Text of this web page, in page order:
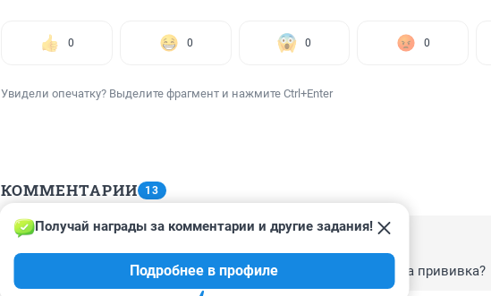
0 0 0 0
Увидели опечатку? Выделите фрагмент и нажмите Ctrl+Enter
КОММЕНТАРИИ 13
Гость
Пандемия свое дело сделала. А у преступников была сделана прививка?
Получай награды за комментарии и другие задания!
Подробнее в профиле